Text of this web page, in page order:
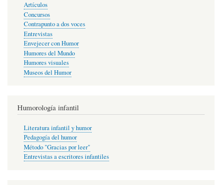
Artículos
Concursos
Contrapunto a dos voces
Entrevistas
Envejecer con Humor
Humores del Mundo
Humores visuales
Museos del Humor
Humorología infantil
Literatura infantil y humor
Pedagogía del humor
Método "Gracias por leer"
Entrevistas a escritores infantiles